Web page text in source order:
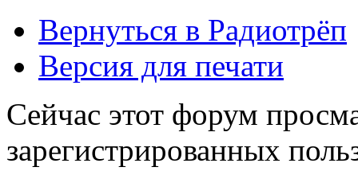
Вернуться в Радиотрёп
Версия для печати
Сейчас этот форум
зарегистрированных